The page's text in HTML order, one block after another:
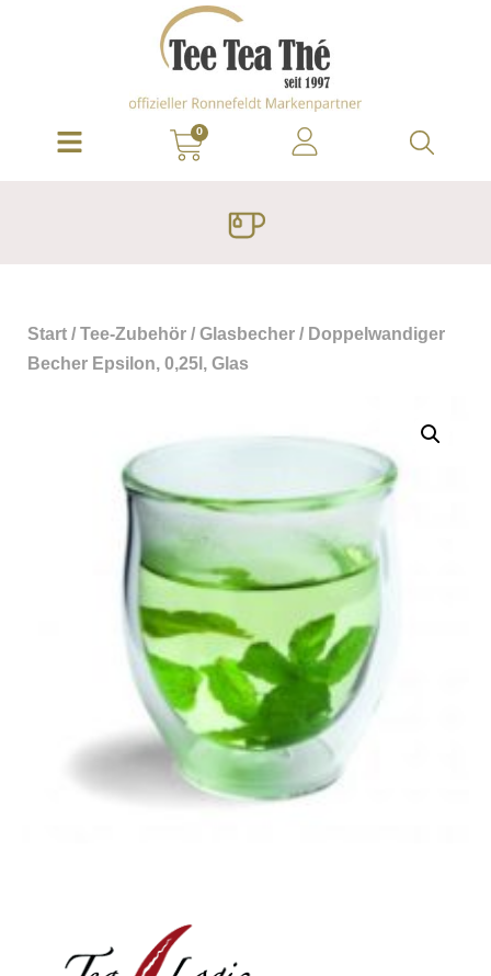
0
Start / Tee-Zubehör / Glasbecher / Doppelwandiger
Becher Epsilon, 0,25l, Glas